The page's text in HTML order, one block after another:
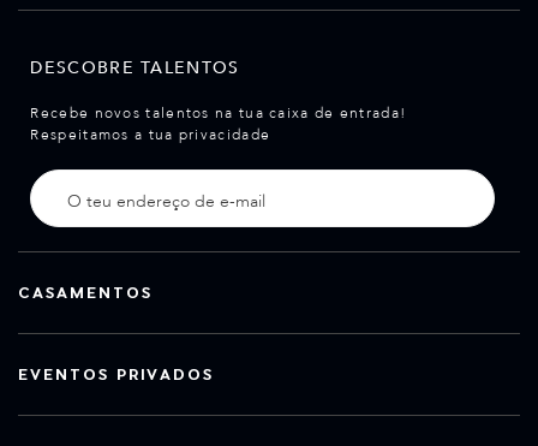
DESCOBRE TALENTOS
Recebe novos talentos na tua caixa de entrada!
Respeitamos a tua privacidade
CASAMENTOS
EVENTOS PRIVADOS